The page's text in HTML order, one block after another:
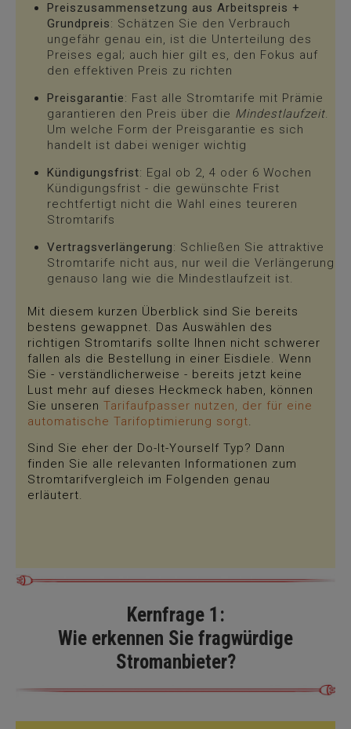
Preiszusammensetzung aus Arbeitspreis +
Grundpreis: Schätzen Sie den Verbrauch
ungefähr genau ein, ist die Unterteilung des
Preises egal; auch hier gilt es, den Fokus auf
den effektiven Preis zu richten
Preisgarantie: Fast alle Stromtarife mit Prämie
garantieren den Preis über die Mindestlaufzeit.
Um welche Form der Preisgarantie es sich
handelt ist dabei weniger wichtig
Kündigungsfrist: Egal ob 2, 4 oder 6 Wochen
Kündigungsfrist - die gewünschte Frist
rechtfertigt nicht die Wahl eines teureren
Stromtarifs
Vertragsverlängerung: Schließen Sie attraktive
Stromtarife nicht aus, nur weil die Verlängerung
genauso lang wie die Mindestlaufzeit ist.
Mit diesem kurzen Überblick sind Sie bereits
bestens gewappnet. Das Auswählen des
richtigen Stromtarifs sollte Ihnen nicht schwerer
fallen als die Bestellung in einer Eisdiele. Wenn
Sie - verständlicherweise - bereits jetzt keine
Lust mehr auf dieses Heckmeck haben, können
Sie unseren Tarifaufpasser nutzen, der für eine
automatische Tarifoptimierung sorgt.
Sind Sie eher der Do-It-Yourself Typ? Dann
finden Sie alle relevanten Informationen zum
Stromtarifvergleich im Folgenden genau
erläutert.
Kernfrage 1:
Wie erkennen Sie fragwürdige
Stromanbieter?